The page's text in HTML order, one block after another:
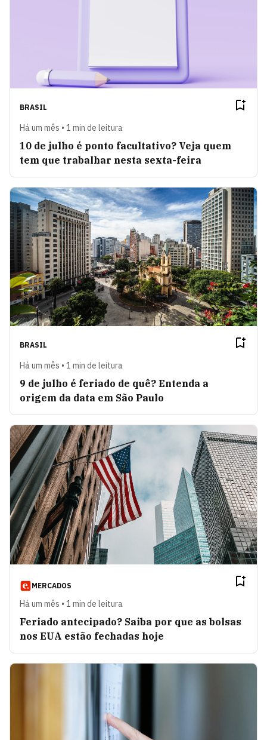
BRASIL
Há um mês • 1 min de leitura
10 de julho é ponto facultativo? Veja quem
tem que trabalhar nesta sexta-feira
BRASIL
Há um mês • 1 min de leitura
9 de julho é feriado de quê? Entenda a
origem da data em São Paulo
MERCADOS
Há um mês • 1 min de leitura
Feriado antecipado? Saiba por que as bolsas
nos EUA estão fechadas hoje